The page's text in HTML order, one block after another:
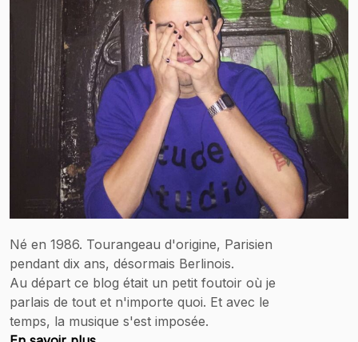
Né en 1986. Tourangeau d'origine, Parisien
pendant dix ans, désormais Berlinois.
Au départ ce blog était un petit foutoir où je
parlais de tout et n'importe quoi. Et avec le
temps, la musique s'est imposée.